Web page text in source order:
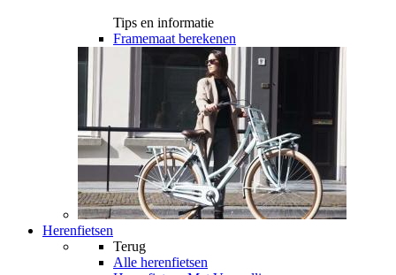
Tips en informatie
Framemaat berekenen
Herenfietsen
Terug
Alle herenfietsen